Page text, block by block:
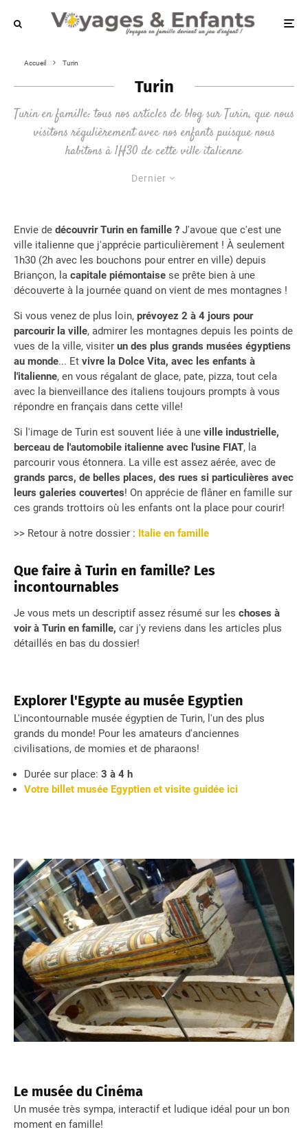
Accueil Turin
Turin
Turin en famille: tous nos articles de blog sur Turin, que nous
visitons régulièrement avec nos enfants puisque nous
habitons à 1H30 de cette ville italienne
Dernier
Envie de découvrir Turin en famille ? J'avoue que c'est une
ville italienne que j'apprécie particulièrement ! À seulement
1h30 (2h avec les bouchons pour entrer en ville) depuis
Briançon, la capitale piémontaise se prête bien à une
découverte à la journée quand on vient de mes montagnes !
Si vous venez de plus loin, prévoyez 2 à 4 jours pour
parcourir la ville, admirer les montagnes depuis les points de
vues de la ville, visiter un des plus grands musées égyptiens
au monde... Et vivre la Dolce Vita, avec les enfants à
l'italienne, en vous régalant de glace, pate, pizza, tout cela
avec la bienveillance des italiens toujours prompts à vous
répondre en français dans cette ville!
Si l'image de Turin est souvent liée à une ville industrielle,
berceau de l'automobile italienne avec l'usine FIAT, la
parcourir vous étonnera. La ville est assez aérée, avec de
grands parcs, de belles places, des rues si particulières avec
leurs galeries couvertes! On apprécie de flâner en famille sur
ces grands trottoirs où les enfants ont la place pour courir!
>> Retour à notre dossier : Italie en famille
Que faire à Turin en famille? Les
incontournables
Je vous mets un descriptif assez résumé sur les choses à
voir à Turin en famille, car j'y reviens dans les articles plus
détaillés en bas du dossier!
Explorer l'Egypte au musée Egyptien
L'incontournable musée égyptien de Turin, l'un des plus
grands du monde! Pour les amateurs d'anciennes
civilisations, de momies et de pharaons!
Durée sur place: 3 à 4 h
Votre billet musée Egyptien et visite guidée ici
Le musée du Cinéma
Un musée très sympa, interactif et ludique idéal pour un bon
moment en famille!